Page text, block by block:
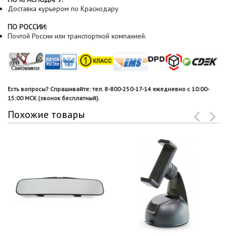
Доставка курьером по Краснодару
ПО РОССИИ:
Почтой России или транспортной компанией.
Есть вопросы? Спрашивайте: тел. 8-800-250-17-14 ежедневно с 10:00-
15:00 МСК (звонок бесплатный).
Похожие товары